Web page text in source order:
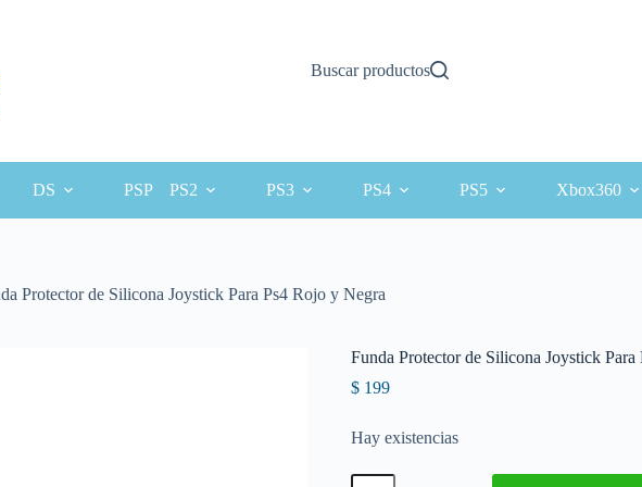
Buscar productos
DS PSP PS2 PS3 PS4 PS5 Xbox360
Protector de Silicona Joystick Para Ps4 Rojo y Negra
Funda Protector de Silicona Joystick
$ 199
Hay existencias
Funda